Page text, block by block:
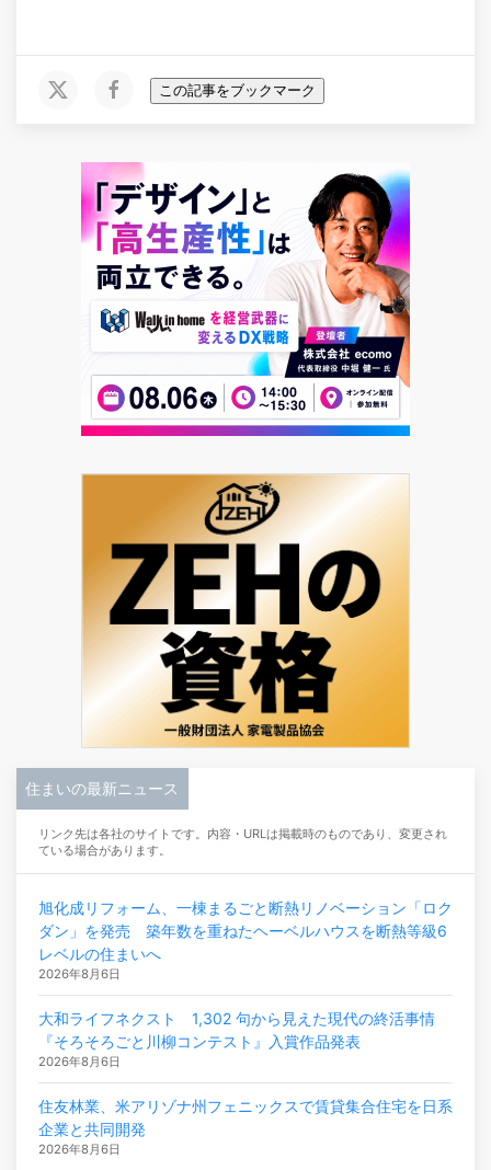
この記事をブックマーク
住まいの最新ニュース
リンク先は各社のサイトです。内容・URLは掲載時のものであり、変更され
ている場合があります。
旭化成リフォーム、一棟まるごと断熱リノベーション「ロク
ダン」を発売 築年数を重ねたヘーベルハウスを断熱等級6
レベルの住まいへ
2026年8月6日
大和ライフネクスト 1,302 句から見えた現代の終活事情
『そろそろごと川柳コンテスト』入賞作品発表
2026年8月6日
住友林業、米アリゾナ州フェニックスで賃貸集合住宅を日系
企業と共同開発
2026年8月6日